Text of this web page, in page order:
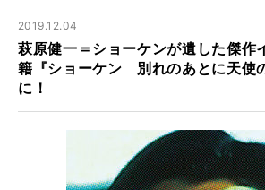
2019.12.04
萩原健一＝ショーケンが遺した傑作
籍『ショーケン 別れのあとに天使
に！